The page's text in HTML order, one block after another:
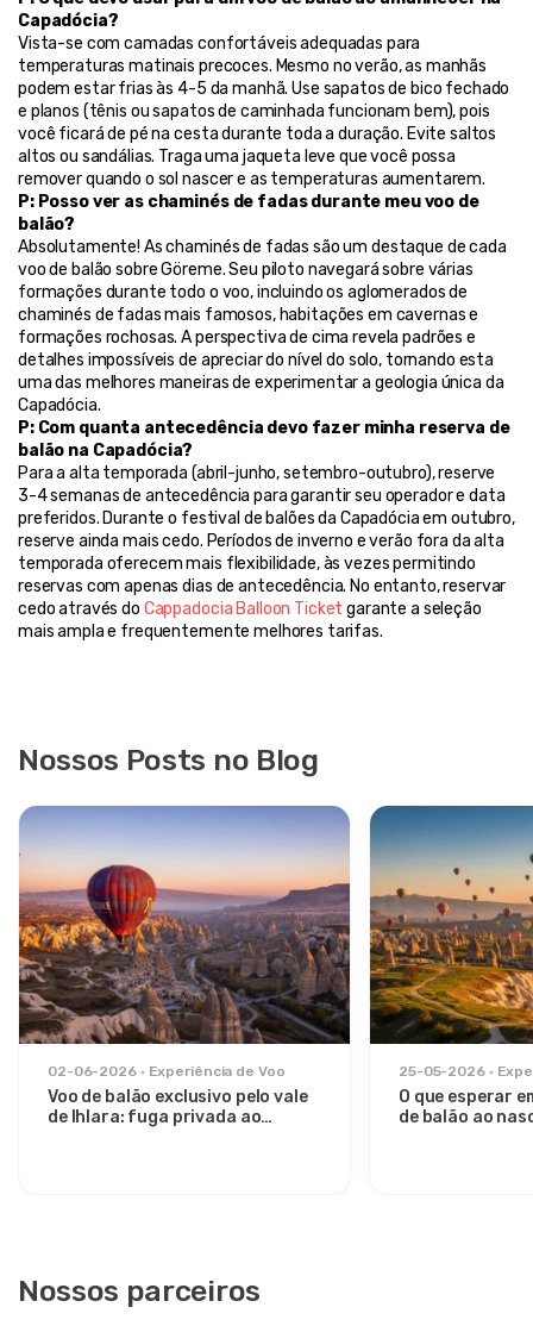
Capadócia?
Vista-se com camadas confortáveis adequadas para
temperaturas matinais precoces. Mesmo no verão, as manhãs
podem estar frias às 4-5 da manhã. Use sapatos de bico fechado
e planos (tênis ou sapatos de caminhada funcionam bem), pois
você ficará de pé na cesta durante toda a duração. Evite saltos
altos ou sandálias. Traga uma jaqueta leve que você possa
remover quando o sol nascer e as temperaturas aumentarem.
P: Posso ver as chaminés de fadas durante meu voo de
balão?
Absolutamente! As chaminés de fadas são um destaque de cada
voo de balão sobre Göreme. Seu piloto navegará sobre várias
formações durante todo o voo, incluindo os aglomerados de
chaminés de fadas mais famosos, habitações em cavernas e
formações rochosas. A perspectiva de cima revela padrões e
detalhes impossíveis de apreciar do nível do solo, tornando esta
uma das melhores maneiras de experimentar a geologia única da
Capadócia.
P: Com quanta antecedência devo fazer minha reserva de
balão na Capadócia?
Para a alta temporada (abril-junho, setembro-outubro), reserve
3-4 semanas de antecedência para garantir seu operador e data
preferidos. Durante o festival de balões da Capadócia em outubro,
reserve ainda mais cedo. Períodos de inverno e verão fora da alta
temporada oferecem mais flexibilidade, às vezes permitindo
reservas com apenas dias de antecedência. No entanto, reservar
cedo através do Cappadocia Balloon Ticket garante a seleção
mais ampla e frequentemente melhores tarifas.
Nossos Posts no Blog
02-06-2026 Experiência de Voo
Voo de balão exclusivo pelo vale
de Ihlara: fuga privada ao
25-05-2026
O que esperar
de balão ao
Nossos parceiros